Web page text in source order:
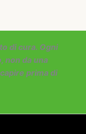
di cura. Ogni
non da una
prima di